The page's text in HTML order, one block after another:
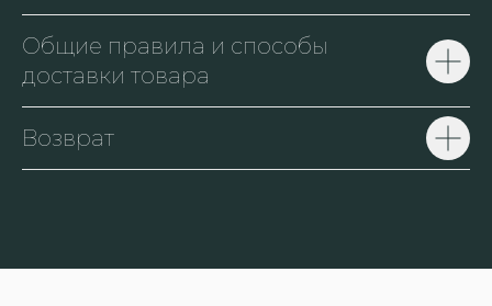
Общие правила и способы
доставки товара
Возврат